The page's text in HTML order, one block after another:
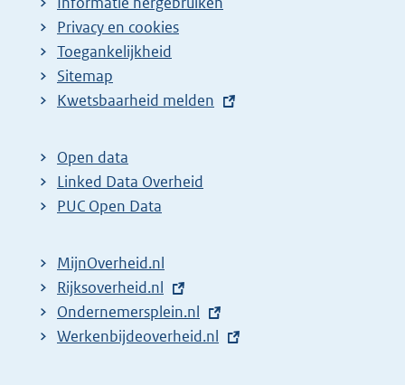
Privacy en cookies
Toegankelijkheid
Sitemap
E
t
e
r
l
i
n
k
Kwetsbaarheid melden
Open data
Linked Data Overheid
PUC Open Data
MijnOverheid.nl
E
x
t
Rijksoverheid.nl
E
x
Ondernemersplein.nl
E
Werkenbijdeoverheid.nl